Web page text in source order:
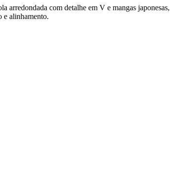
arredondada com detalhe em V e mangas japonesas,
e alinhamento.